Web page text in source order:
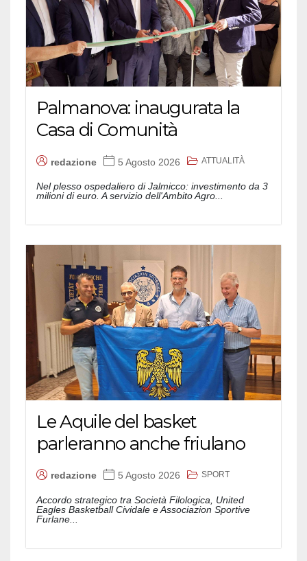
Palmanova: inaugurata la
Casa di Comunità
redazione 5 Agosto 2026 ATTUALITÀ
Nel plesso ospedaliero di Jalmicco: investimento da 3
milioni di euro. A servizio dell'Ambito Agro...
Le Aquile del basket
parleranno anche friulano
redazione 5 Agosto 2026 SPORT
Accordo strategico tra Società Filologica, United
Eagles Basketball Cividale e Associazion Sportive
Furlane...